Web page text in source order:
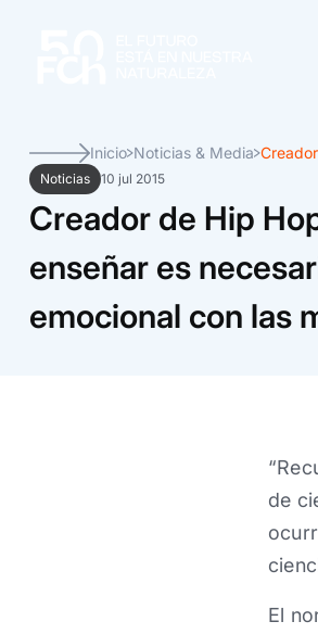
Inicio Noticias & Media
Noticias 10 jul 2015
Creador de Hip
enseñar es
emocional con las
de
El